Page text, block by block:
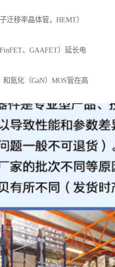
迁移率晶体管，HEMT）
、GAAFET）延长电
氮化（GaN）MOS管在高